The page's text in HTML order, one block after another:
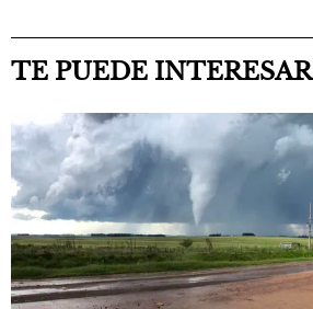
TE PUEDE INTERESAR